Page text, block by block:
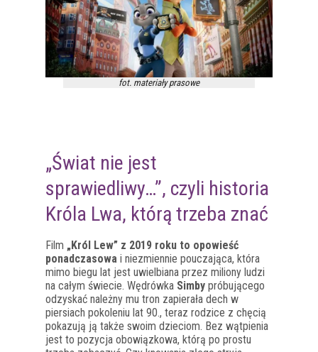
fot. materiały prasowe
„Świat nie jest
sprawiedliwy…”, czyli historia
Króla Lwa, którą trzeba znać
Film „Król Lew” z 2019 roku to opowieść
ponadczasowa i niezmiennie pouczająca, która
mimo biegu lat jest uwielbiana przez miliony ludzi
na całym świecie. Wędrówka Simby próbującego
odzyskać należny mu tron zapierała dech w
piersiach pokoleniu lat 90., teraz rodzice z chęcią
pokazują ją także swoim dzieciom. Bez wątpienia
jest to pozycja obowiązkowa, którą po prostu